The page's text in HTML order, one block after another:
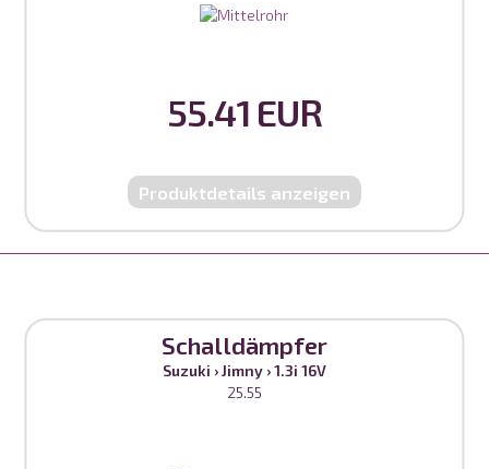
55.41 EUR
Produktdetails anzeigen
Schalldämpfer
Suzuki ›Jimny ›1.3i 16V
25.55